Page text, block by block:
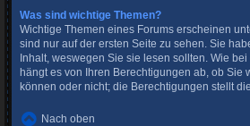
Was sind wichtige Themen?
Wichtige Themen eines Forums erscheinen
sind nur auf der ersten Seite zu sehen. Sie
Inhalt, weswegen Sie sie lesen sollten. Wie
hängt es von Ihren Berechtigungen ab, ob Sie
können oder nicht; die Berechtigungen stellt
Nach oben